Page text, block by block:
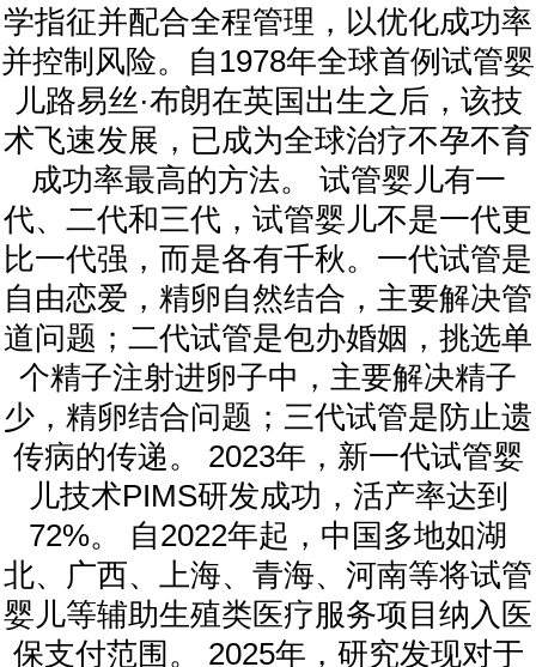
学指征并配合全程管理，以优化成功率
并控制风险。自1978年全球首例试管婴
儿路易丝·布朗在英国出生之后，该技
术飞速发展，已成为全球治疗不孕不育
成功率最高的方法。 试管婴儿有一
代、二代和三代，试管婴儿不是一代更
比一代强，而是各有千秋。一代试管是
自由恋爱，精卵自然结合，主要解决管
道问题；二代试管是包办婚姻，挑选单
个精子注射进卵子中，主要解决精子
少，精卵结合问题；三代试管是防止遗
传病的传递。 2023年，新一代试管婴
儿技术PIMS研发成功，活产率达到
72%。 自2022年起，中国多地如湖
北、广西、上海、青海、河南等将试管
婴儿等辅助生殖类医疗服务项目纳入医
保支付范围。 2025年，研究发现对于